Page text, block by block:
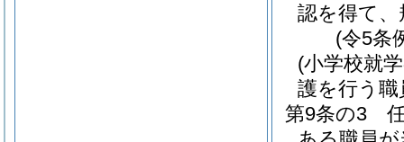
認を得て
(令5条
(小学校就
護を行う
第9条の3